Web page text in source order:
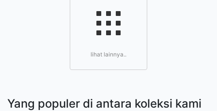
lihat lainnya..
Yang populer di antara koleksi kami